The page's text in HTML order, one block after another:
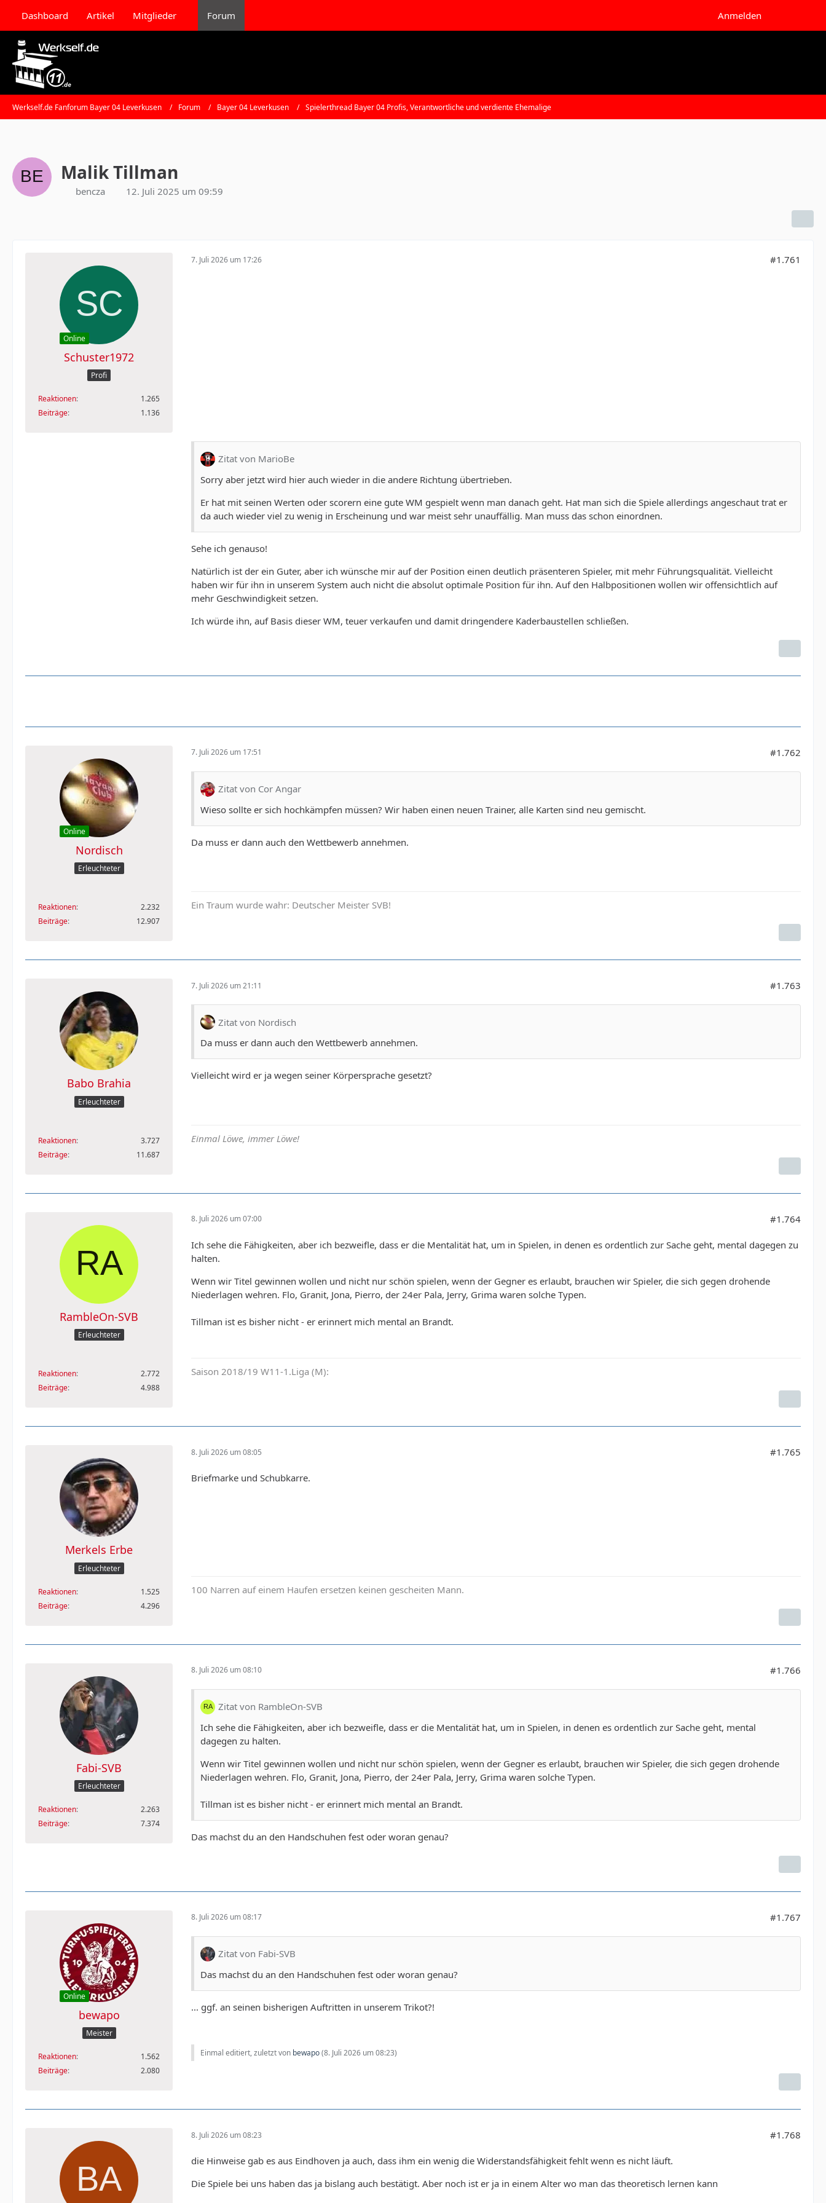
Dashboard Artikel Mitglieder Forum Anmelden
Werkself.de Fanforum Bayer 04 Leverkusen Forum Bayer 04 Leverkusen Spielerthread Bayer 04 Profis, Verantwortliche und verdiente Ehemalige
Malik Tillman
bencza 12. Juli 2025 um 09:59
Online
Schuster1972
Profi
Reaktionen
1.265
Beiträge
1.136
7. Juli 2026 um 17:26 #1.761
Zitat von MarioBe
Sorry aber jetzt wird hier auch wieder in die andere Richtung übertrieben.
Er hat mit seinen Werten oder scorern eine gute WM gespielt wenn man danach geht. Hat man sich die Spiele allerdings angeschaut trat er
da auch wieder viel zu wenig in Erscheinung und war meist sehr unauffällig. Man muss das schon einordnen.
Sehe ich genauso!
Natürlich ist der ein Guter, aber ich wünsche mir auf der Position einen deutlich präsenteren Spieler, mit mehr Führungsqualität. Vielleicht
haben wir für ihn in unserem System auch nicht die absolut optimale Position für ihn. Auf den Halbpositionen wollen wir offensichtlich auf
mehr Geschwindigkeit setzen.
Ich würde ihn, auf Basis dieser WM, teuer verkaufen und damit dringendere Kaderbaustellen schließen.
Online
Nordisch
Erleuchteter
Reaktionen
2.232
Beiträge
12.907
7. Juli 2026 um 17:51 #1.762
Zitat von Cor Angar
Wieso sollte er sich hochkämpfen müssen? Wir haben einen neuen Trainer, alle Karten sind neu gemischt.
Da muss er dann auch den Wettbewerb annehmen.
Ein Traum wurde wahr: Deutscher Meister SVB!
Babo Brahia
Erleuchteter
Reaktionen
3.727
Beiträge
11.687
7. Juli 2026 um 21:11 #1.763
Zitat von Nordisch
Da muss er dann auch den Wettbewerb annehmen.
Vielleicht wird er ja wegen seiner Körpersprache gesetzt?
Einmal Löwe, immer Löwe!
RambleOn-SVB
Erleuchteter
Reaktionen
2.772
Beiträge
4.988
8. Juli 2026 um 07:00 #1.764
Ich sehe die Fähigkeiten, aber ich bezweifle, dass er die Mentalität hat, um in Spielen, in denen es ordentlich zur Sache geht, mental dagegen zu
halten.
Wenn wir Titel gewinnen wollen und nicht nur schön spielen, wenn der Gegner es erlaubt, brauchen wir Spieler, die sich gegen drohende
Niederlagen wehren. Flo, Granit, Jona, Pierro, der 24er Pala, Jerry, Grima waren solche Typen.
Tillman ist es bisher nicht - er erinnert mich mental an Brandt.
Saison 2018/19 W11-1.Liga (M):
Merkels Erbe
Erleuchteter
Reaktionen
1.525
Beiträge
4.296
8. Juli 2026 um 08:05 #1.765
Briefmarke und Schubkarre.
100 Narren auf einem Haufen ersetzen keinen gescheiten Mann.
Fabi-SVB
Erleuchteter
Reaktionen
2.263
Beiträge
7.374
8. Juli 2026 um 08:10 #1.766
Zitat von RambleOn-SVB
Ich sehe die Fähigkeiten, aber ich bezweifle, dass er die Mentalität hat, um in Spielen, in denen es ordentlich zur Sache geht, mental
dagegen zu halten.
Wenn wir Titel gewinnen wollen und nicht nur schön spielen, wenn der Gegner es erlaubt, brauchen wir Spieler, die sich gegen drohende
Niederlagen wehren. Flo, Granit, Jona, Pierro, der 24er Pala, Jerry, Grima waren solche Typen.
Tillman ist es bisher nicht - er erinnert mich mental an Brandt.
Das machst du an den Handschuhen fest oder woran genau?
Online
bewapo
Meister
Reaktionen
1.562
Beiträge
2.080
8. Juli 2026 um 08:17 #1.767
Zitat von Fabi-SVB
Das machst du an den Handschuhen fest oder woran genau?
... ggf. an seinen bisherigen Auftritten in unserem Trikot?!
Einmal editiert, zuletzt von bewapo(8. Juli 2026 um 08:23)
8. Juli 2026 um 08:23 #1.768
die Hinweise gab es aus Eindhoven ja auch, dass ihm ein wenig die Widerstandsfähigkeit fehlt wenn es nicht läuft.
Die Spiele bei uns haben das ja bislang auch bestätigt. Aber noch ist er ja in einem Alter wo man das theoretisch lernen kann